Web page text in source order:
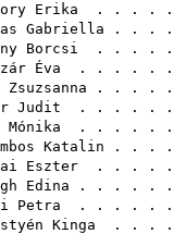
Erika . . . . .
Gabriella . . . .
Borcsi . . . . .
Éva . . . . . .
Zsuzsanna . . . . .
Judit . . . . . .
Mónika . . . . . .
Katalin . . . .
Eszter . . . . .
Edina . . . . . .
Petra . . . . . .
Kinga . . . .